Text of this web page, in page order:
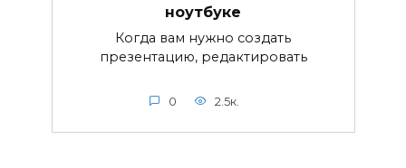
ноутбуке
Когда вам нужно создать
презентацию, редактировать
0 2.5к.